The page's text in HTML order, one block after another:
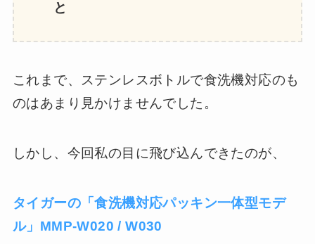
と
これまで、ステンレスボトルで食洗機対応のも
のはあまり見かけませんでした。
しかし、今回私の目に飛び込んできたのが、
タイガーの「食洗機対応パッキン一体型モデ
ル」MMP-W020 / W030